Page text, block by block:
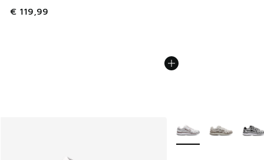
€ 119,99
Plus de couleurs